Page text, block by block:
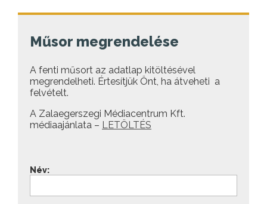
Műsor megrendelése
A fenti műsort az adatlap kitöltésével
megrendelheti. Értesítjük Önt, ha átveheti a
felvételt.
A Zalaegerszegi Médiacentrum Kft.
médiaajánlata – LETÖLTÉS
Név: